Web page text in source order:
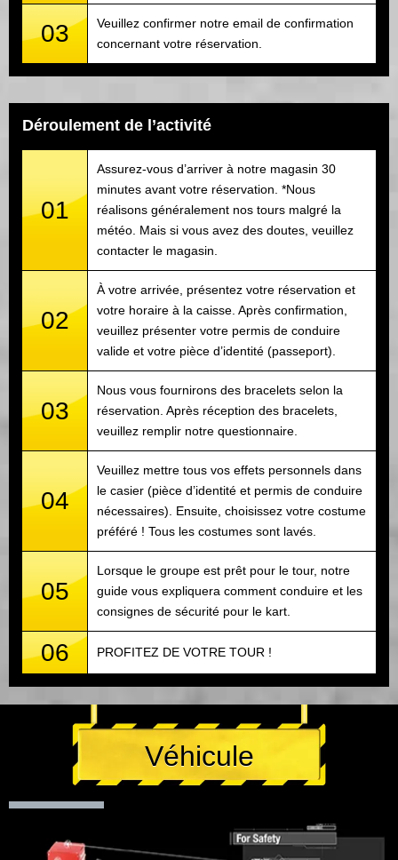
03
Veuillez confirmer notre email de confirmation
concernant votre réservation.
Déroulement de l’activité
01
Assurez-vous d’arriver à notre magasin 30
minutes avant votre réservation. *Nous
réalisons généralement nos tours malgré la
météo. Mais si vous avez des doutes, veuillez
contacter le magasin.
02
À votre arrivée, présentez votre réservation et
votre horaire à la caisse. Après confirmation,
veuillez présenter votre permis de conduire
valide et votre pièce d’identité (passeport).
03
Nous vous fournirons des bracelets selon la
réservation. Après réception des bracelets,
veuillez remplir notre questionnaire.
04
Veuillez mettre tous vos effets personnels dans
le casier (pièce d’identité et permis de conduire
nécessaires). Ensuite, choisissez votre costume
préféré ! Tous les costumes sont lavés.
05
Lorsque le groupe est prêt pour le tour, notre
guide vous expliquera comment conduire et les
consignes de sécurité pour le kart.
06 PROFITEZ DE VOTRE TOUR !
Véhicule